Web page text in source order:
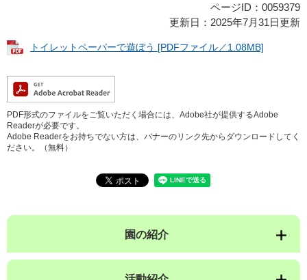
ページID：0059379
更新日：2025年7月31日更新
トイレットペーパーで遊ぼう [PDFファイル／1.08MB]
PDF形式のファイルをご覧いただく場合には、Adobe社が提供するAdobe
Readerが必要です。
Adobe Readerをお持ちでない方は、バナーのリンク先からダウンロードしてく
ださい。（無料）
園の紹介